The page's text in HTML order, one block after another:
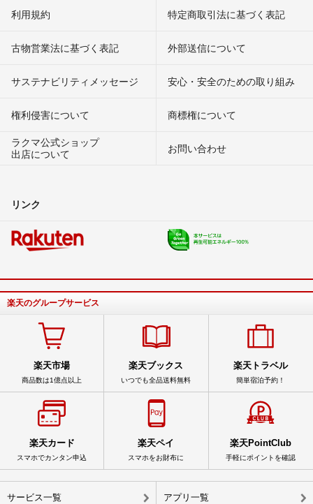
利用規約 特定商取引法に基づく表記
古物営業法に基づく表記 外部送信について
サステナビリティメッセージ 安心・安全のための取り組み
権利侵害について
商標権について
ラクマ公式ショップ
出店について
お問い合わせ
リンク
楽天のグループサービス
楽天市場
商品数は1億点以上
楽天ブックス
いつでも全品送料無料
楽天トラベル
簡単宿泊予約！
楽天カード
スマホでカンタン申込
楽天ペイ
スマホをお財布に
楽天PointClub
手軽にポイントを確認
サービス一覧 アプリ一覧